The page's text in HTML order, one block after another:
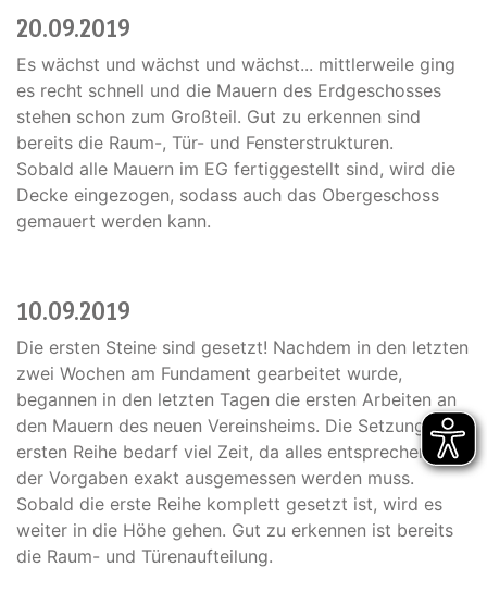
20.09.2019
Es wächst und wächst und wächst... mittlerweile ging
es recht schnell und die Mauern des Erdgeschosses
stehen schon zum Großteil. Gut zu erkennen sind
bereits die Raum-, Tür- und Fensterstrukturen.
Sobald alle Mauern im EG fertiggestellt sind, wird die
Decke eingezogen, sodass auch das Obergeschoss
gemauert werden kann.
10.09.2019
Die ersten Steine sind gesetzt! Nachdem in den letzten
zwei Wochen am Fundament gearbeitet wurde,
begannen in den letzten Tagen die ersten Arbeiten an
den Mauern des neuen Vereinsheims. Die Setzung der
ersten Reihe bedarf viel Zeit, da alles entsprechend
der Vorgaben exakt ausgemessen werden muss.
Sobald die erste Reihe komplett gesetzt ist, wird es
weiter in die Höhe gehen. Gut zu erkennen ist bereits
die Raum- und Türenaufteilung.